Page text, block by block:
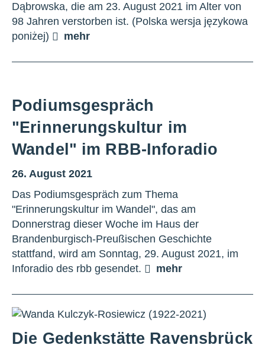
Dąbrowska, die am 23. August 2021 im Alter von
98 Jahren verstorben ist. (Polska wersja językowa
poniżej)
mehr
Podiumsgespräch
"Erinnerungskultur im
Wandel" im RBB-Inforadio
26. August 2021
Das Podiumsgespräch zum Thema
"Erinnerungskultur im Wandel", das am
Donnerstrag dieser Woche im Haus der
Brandenburgisch-Preußischen Geschichte
stattfand, wird am Sonntag, 29. August 2021, im
Inforadio des rbb gesendet.
mehr
Die Gedenkstätte Ravensbrück